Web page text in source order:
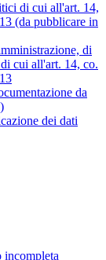
di cui all'art. 14,
(da pubblicare in
di
cui all'art. 14, co.
da
dei dati
incompleta